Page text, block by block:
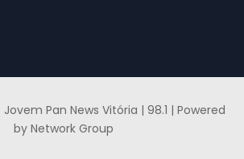
Pan News Vitória | 98.1 | Powered
by Network Group